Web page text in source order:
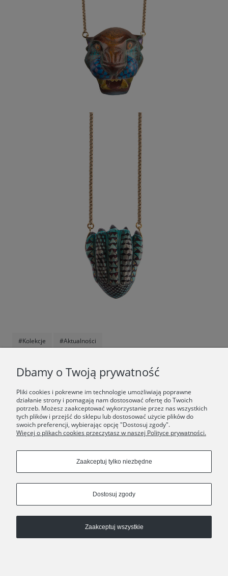
#Kolekcje #Aktualności
ŚWIAT ORSKA
Dołącz do nas:
Copyrights © 2024 - ORSKA
Dbamy o Twoją prywatność
Pliki cookies i pokrewne im technologie umożliwiają poprawne
działanie strony i pomagają nam dostosować ofertę do Twoich
potrzeb. Możesz zaakceptować wykorzystanie przez nas wszystkich
tych plików i przejść do sklepu lub dostosować użycie plików do
swoich preferencji, wybierając opcję "Dostosuj zgody".
Więcej o plikach cookies przeczytasz w naszej Polityce prywatności.
Zaakceptuj tylko niezbędne
Dostosuj zgody
Zaakceptuj wszystkie